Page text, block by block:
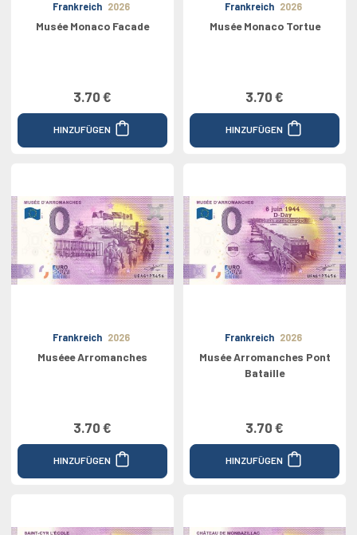
Frankreich 2026
Musée Monaco Facade
3.70 €
HINZUFÜGEN
Frankreich 2026
Musée Monaco Tortue
3.70 €
HINZUFÜGEN
Frankreich 2026
Muséee Arromanches
3.70 €
HINZUFÜGEN
Frankreich 2026
Musée Arromanches Pont
Bataille
3.70 €
HINZUFÜGEN